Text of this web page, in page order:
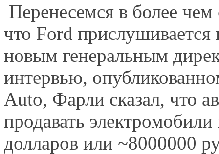
Перенесемся в более
что Ford прислушивается
новым генеральным
интервью,
Auto, Фарли сказал, что
продавать
долларов или ~8000000